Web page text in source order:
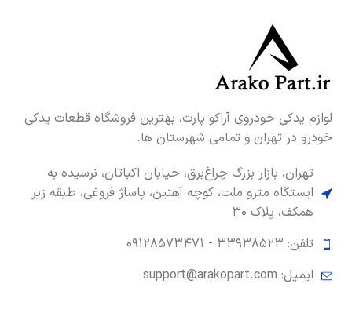
لوازم یدکی خودروی آراکو پارت، بهترین فروشگاه قطعات یدکی
خودرو در تهران و تمامی شهرستان ها.
تهران، بازار بزرگ چراغ‌برق، خیابان اکباتان، نرسیده به
ایستگاه مترو ملت، کوچه آهنین، پاساژ فروغی، طبقه زیر
همکف، پلاک ۳۰
تلفن: ۳۳۹۳۸۵۲۳ -
۰۹۱۲۸۵۷۳۴۷۱
ایمیل: support@arakopart.com